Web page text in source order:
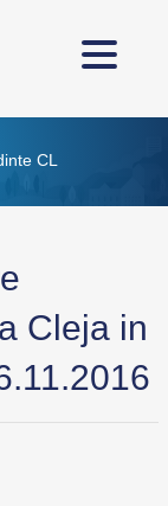
CL
Cleja in